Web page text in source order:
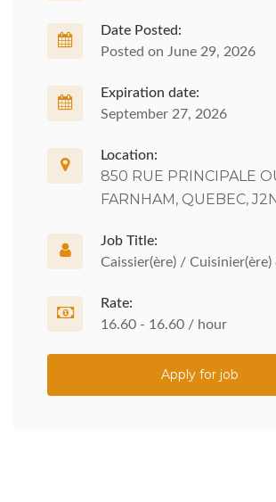
Date Posted:
Posted on June 29, 2026
Expiration date:
September 27, 2026
Location:
850 RUE PRINCIPALE
FARNHAM, QUEBEC, J2N
Job Title:
Caissier(ère) /
Rate:
16.60 - 16.60 / hour
Apply for job